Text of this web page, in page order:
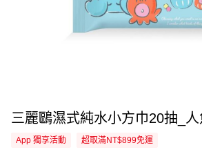
三麗鷗濕式純水小方巾20抽_
App 獨享活動 超取滿NT$899免運